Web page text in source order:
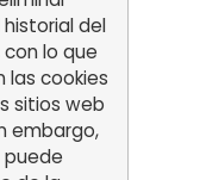
del
lo que
las cookies
sitios web
embargo,